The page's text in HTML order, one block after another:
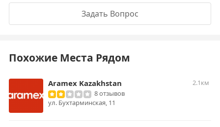
Задать Вопрос
Похожие Места Рядом
Aramex Kazakhstan
2.1км
8 отзывов
ул. Бухтарминская, 11